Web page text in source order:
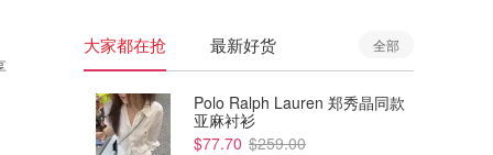
大家都在抢 最新好货 全部
Polo Ralph Lauren 郑秀晶同款
亚麻衬衫
$77.70 $259.00